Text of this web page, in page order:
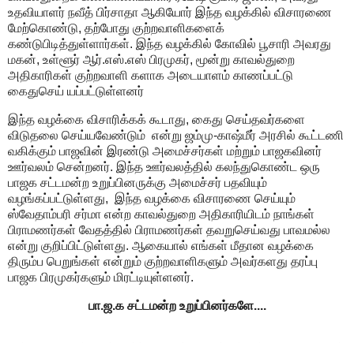
உதவியாளர் நவீத் பிர்சாதா ஆகியோர் இந்த வழக்கில் விசாரணை
மேற்கொண்டு, தற்போது குற்றவாளிகளைக்
கண்டுபிடித்துள்ளார்கள். இந்த வழக்கில் கோவில் பூசாரி அவரது
மகன், உள்ளூர் ஆர்.எஸ்.எஸ் பிரமுகர், மூன்று காவல்துறை
அதிகாரிகள் குற்றவாளி களாக அடையாளம் காணப்பட்டு
கைதுசெய் யப்பட்டுள்ளனர்
இந்த வழக்கை விசாரிக்கக் கூடாது, கைது செய்தவர்களை
விடுதலை செய்யவேண்டும் என்று ஜம்மு-காஷ்மீர் அரசில் கூட்டணி
வகிக்கும் பாஜவின் இரண்டு அமைச்சர்கள் மற்றும் பாஜகவினர்
ஊர்வலம் சென்றனர். இந்த ஊர்வலத்தில் கலந்துகொண்ட ஒரு
பாஜக சட்டமன்ற உறுப்பினருக்கு அமைச்சர் பதவியும்
வழங்கப்பட்டுள்ளது, இந்த வழக்கை விசாரணை செய்யும்
ஸ்வேதாம்பரி சர்மா என்ற காவல்துறை அதிகாரியிடம் நாங்கள்
பிராமணர்கள் வேதத்தில் பிராமணர்கள் தவறுசெய்வது பாவமல்ல
என்று குறிப்பிட்டுள்ளது. ஆகையால் எங்கள் மீதான வழக்கை
திரும்ப பெறுங்கள் என்றும் குற்றவாளிகளும் அவர்களது தரப்பு
பாஜக பிரமுகர்களும் மிரட்டியுள்ளனர்.
பா.ஜ.க சட்டமன்ற உறுப்பினர்களே....